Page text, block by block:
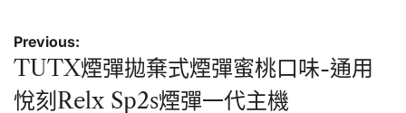
文
章
導
Previous:
TUTX煙彈拋棄式煙彈蜜桃口味-通用
悅刻Relx Sp2s煙彈一代主機